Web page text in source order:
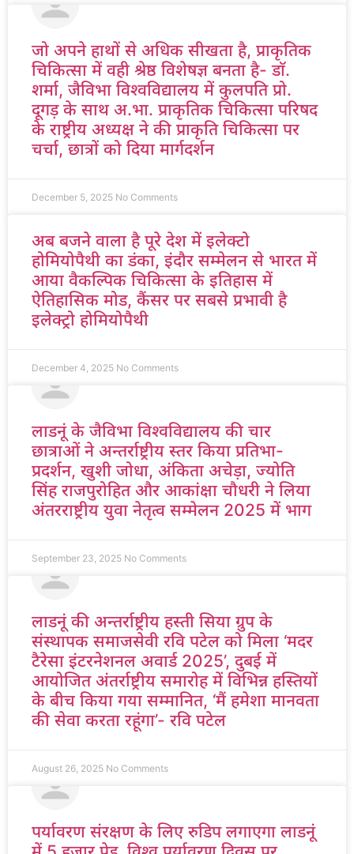
जो अपने हाथों से अधिक सीखता है, प्राकृतिक
चिकित्सा में वही श्रेष्ठ विशेषज्ञ बनता है- डाॅ.
शर्मा, जैविभा विश्वविद्यालय में कुलपति प्रो.
दूगड़ के साथ अ.भा. प्राकृतिक चिकित्सा परिषद
के राष्ट्रीय अध्यक्ष ने की प्राकृति चिकित्सा पर
चर्चा, छात्रों को दिया मार्गदर्शन
December 5, 2025 No Comments
अब बजने वाला है पूरे देश में इलेक्टो
होमियोपैथी का डंका, इंदौर सम्मेलन से भारत में
आया वैकल्पिक चिकित्सा के इतिहास में
ऐतिहासिक मोड, कैंसर पर सबसे प्रभावी है
इलेक्ट्रो होमियोपैथी
December 4, 2025 No Comments
लाडनूं के जैविभा विश्वविद्यालय की चार
छात्राओं ने अन्तर्राष्ट्रीय स्तर किया प्रतिभा-
प्रदर्शन, खुशी जोधा, अंकिता अचेड़ा, ज्योति
सिंह राजपुरोहित और आकांक्षा चौधरी ने लिया
अंतरराष्ट्रीय युवा नेतृत्व सम्मेलन 2025 में भाग
September 23, 2025 No Comments
लाडनूं की अन्तर्राष्ट्रीय हस्ती सिया ग्रुप के
संस्थापक समाजसेवी रवि पटेल को मिला ‘मदर
टैरेसा इंटरनेशनल अवार्ड 2025’, दुबई में
आयोजित अंतर्राष्ट्रीय समारोह में विभिन्न हस्तियों
के बीच किया गया सम्मानित, ‘मैं हमेशा मानवता
की सेवा करता रहूंगा’- रवि पटेल
August 26, 2025 No Comments
पर्यावरण संरक्षण के लिए रुडिप लगाएगा लाडनूं